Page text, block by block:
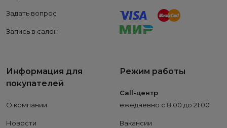
Задать вопрос
Запись в салон
Информация для
покупателей
О компании
Новости
Режим работы
Call-центр
ежедневно с 8:00 до 21:00
Вакансии